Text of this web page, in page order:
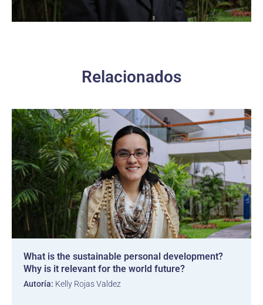
Relacionados
What is the sustainable personal development?
Why is it relevant for the world future?
Autoría: Kelly Rojas Valdez